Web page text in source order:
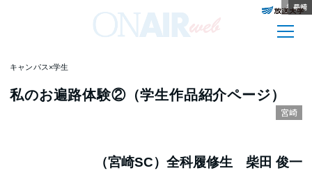
キャンパス×学生
私のお遍路体験②（学生作品紹介ページ）
宮崎
（宮崎SC）全科履修生 柴田 俊一
佐賀
神奈川
滋賀
群馬
埼玉
大阪
大阪
佐賀
愛知
広島
静岡
長崎